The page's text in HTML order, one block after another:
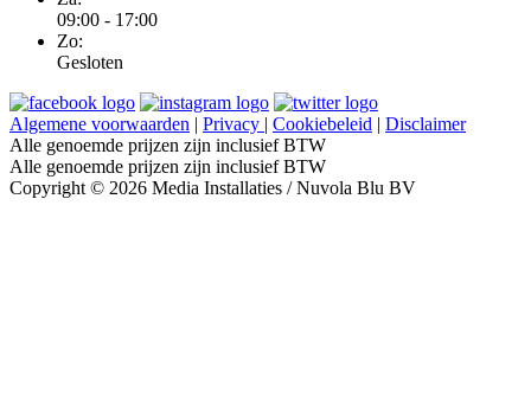
09:00 - 17:00
Zo:
Gesloten
Algemene voorwaarden | Privacy | Cookiebeleid | Disclaimer
Alle genoemde prijzen zijn inclusief BTW
Alle genoemde prijzen zijn inclusief BTW
Copyright © 2026 Media Installaties / Nuvola Blu BV